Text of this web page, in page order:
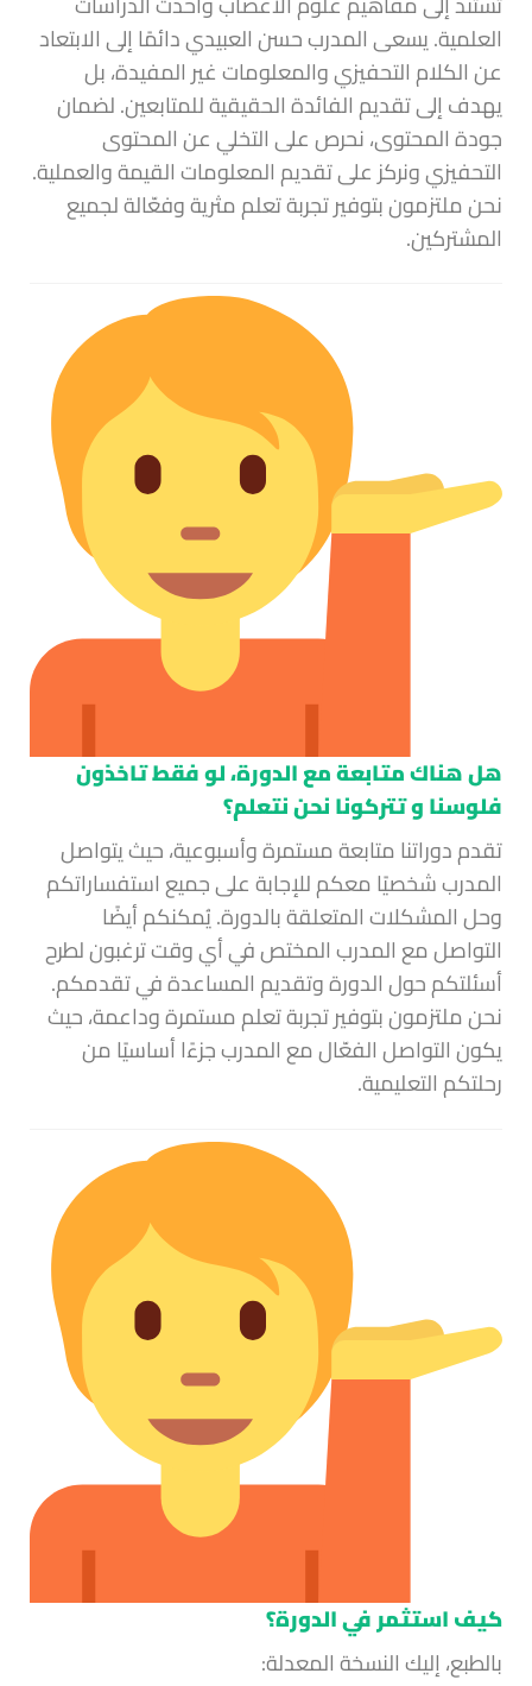
العلمية. يسعى المدرب حسن العبيدي دائمًا إلى الابتعاد
عن الكلام التحفيزي والمعلومات غير المفيدة، بل
يهدف إلى تقديم الفائدة الحقيقية للمتابعين. لضمان
جودة المحتوى، نحرص على التخلي عن المحتوى
التحفيزي ونركز على تقديم المعلومات القيمة والعملية.
نحن ملتزمون بتوفير تجربة تعلم مثرية وفعّالة لجميع
المشتركين.
هل هناك متابعة مع الدورة، لو فقط تاخذون
فلوسنا و تتركونا نحن نتعلم؟
تقدم دوراتنا متابعة مستمرة وأسبوعية، حيث يتواصل
المدرب شخصيًا معكم للإجابة على جميع استفساراتكم
وحل المشكلات المتعلقة بالدورة. يُمكنكم أيضًا
التواصل مع المدرب المختص في أي وقت ترغبون لطرح
أسئلتكم حول الدورة وتقديم المساعدة في تقدمكم.
نحن ملتزمون بتوفير تجربة تعلم مستمرة وداعمة، حيث
يكون التواصل الفعّال مع المدرب جزءًا أساسيًا من
رحلتكم التعليمية.
كيف استثمر في الدورة؟
بالطبع، إليك النسخة المعدلة: